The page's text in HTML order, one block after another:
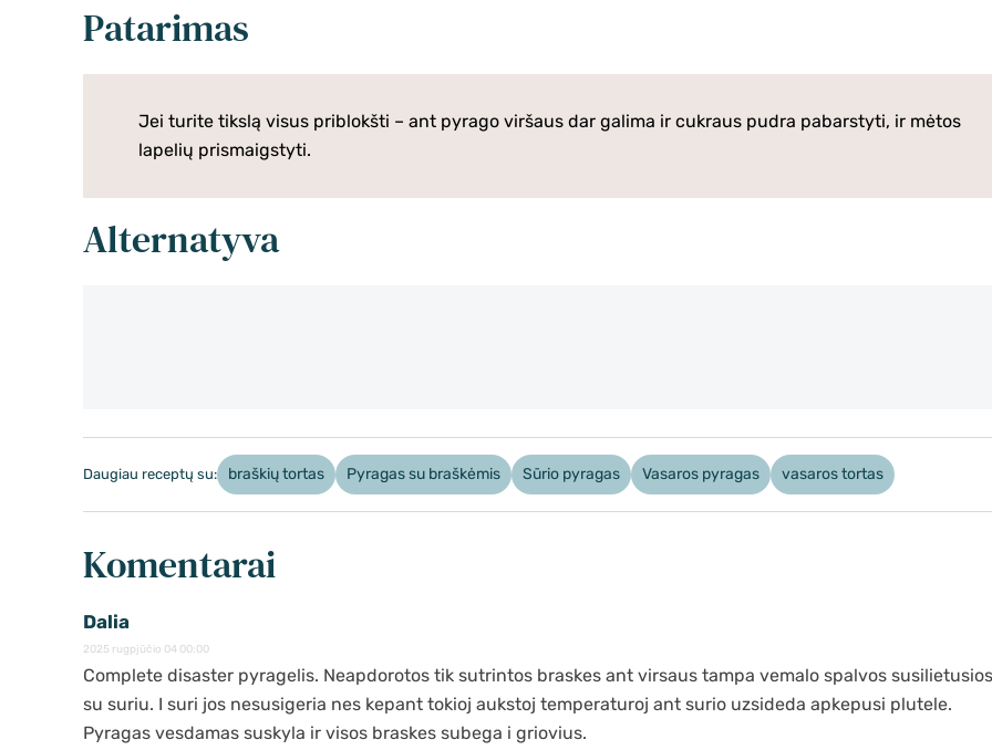
Patarimas
Jei turite tikslą visus priblokšti – ant pyrago viršaus dar galima ir cukraus pudra pabarstyti, ir mėtos
lapelių prismaigstyti.
Alternatyva
Daugiau receptų su: braškių tortas Pyragas su braškėmis Sūrio pyragas Vasaros pyragas vasaros tortas
Komentarai
Dalia
2025 rugpjūčio 04 00:00
Complete disaster pyragelis. Neapdorotos tik sutrintos braskes ant virsaus tampa vemalo spalvos susilietusios
su suriu. I suri jos nesusigeria nes kepant tokioj aukstoj temperaturoj ant surio uzsideda apkepusi plutele.
Pyragas vesdamas suskyla ir visos braskes subega i griovius.